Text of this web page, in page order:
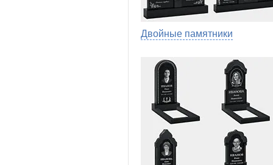
Двойные памятники